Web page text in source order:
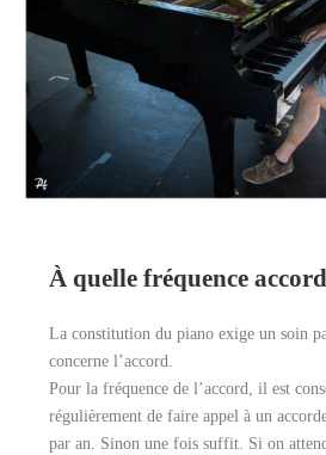
À quelle fréquence
La constitution du piano exige un soin
concerne l’accord.
Pour la fréquence de l’accord, il est
régulièrement de faire appel à un
par an. Sinon une fois suffit. Si on